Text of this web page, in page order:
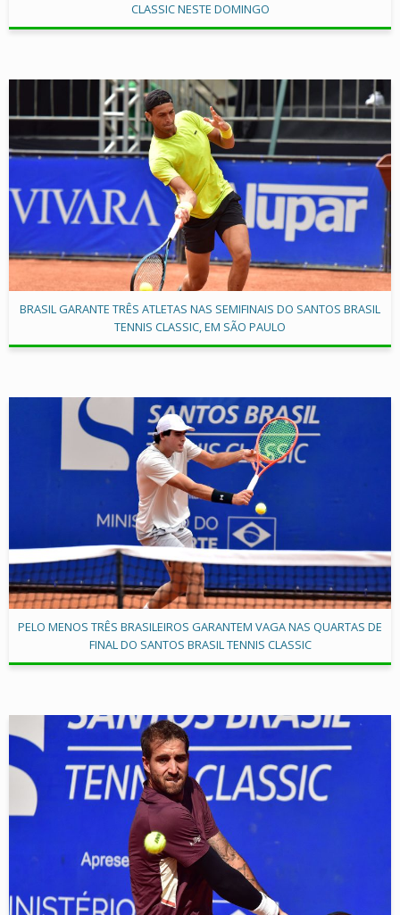
CLASSIC NESTE DOMINGO
BRASIL GARANTE TRÊS ATLETAS NAS SEMIFINAIS DO SANTOS BRASIL
TENNIS CLASSIC, EM SÃO PAULO
PELO MENOS TRÊS BRASILEIROS GARANTEM VAGA NAS QUARTAS DE
FINAL DO SANTOS BRASIL TENNIS CLASSIC